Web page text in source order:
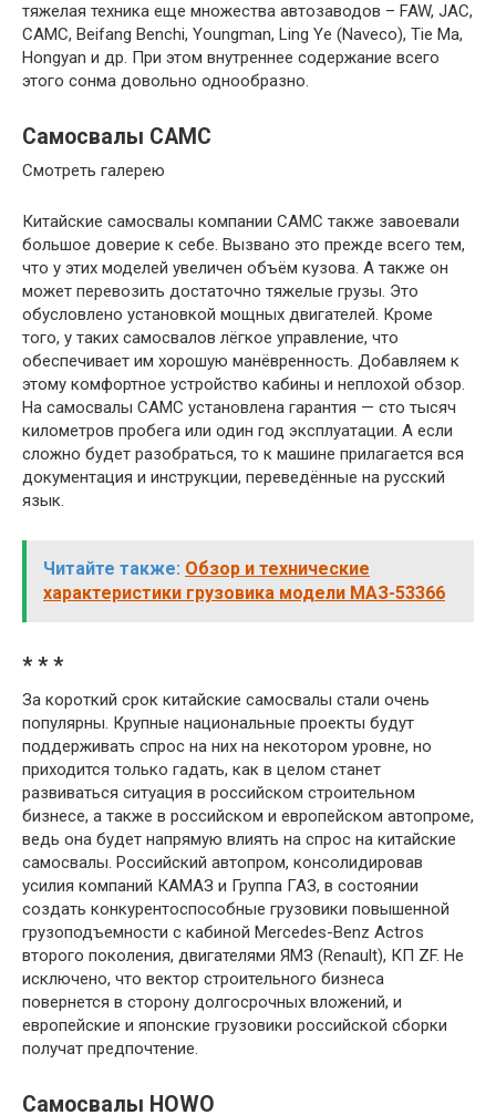
тяжелая техника еще множества автозаводов – FAW, JAC,
CAMC, Beifang Benchi, Youngman, Ling Ye (Naveco), Tie Ma,
Hongyan и др. При этом внутреннее содержание всего
этого сонма довольно однообразно.
Самосвалы CAMC
Смотреть галерею
Китайские самосвалы компании САМС также завоевали
большое доверие к себе. Вызвано это прежде всего тем,
что у этих моделей увеличен объём кузова. А также он
может перевозить достаточно тяжелые грузы. Это
обусловлено установкой мощных двигателей. Кроме
того, у таких самосвалов лёгкое управление, что
обеспечивает им хорошую манёвренность. Добавляем к
этому комфортное устройство кабины и неплохой обзор.
На самосвалы САМС установлена гарантия — сто тысяч
километров пробега или один год эксплуатации. А если
сложно будет разобраться, то к машине прилагается вся
документация и инструкции, переведённые на русский
язык.
Читайте также: Обзор и технические
характеристики грузовика модели МАЗ-53366
* * *
За короткий срок китайские самосвалы стали очень
популярны. Крупные национальные проекты будут
поддерживать спрос на них на некотором уровне, но
приходится только гадать, как в целом станет
развиваться ситуация в российском строительном
бизнесе, а также в российском и европейском автопроме,
ведь она будет напрямую влиять на спрос на китайские
самосвалы. Российский автопром, консолидировав
усилия компаний КАМАЗ и Группа ГАЗ, в состоянии
создать конкурентоспособные грузовики повышенной
грузоподъемности с кабиной Mercedes-Benz Actros
второго поколения, двигателями ЯМЗ (Renault), КП ZF. Не
исключено, что вектор строительного бизнеса
повернется в сторону долгосрочных вложений, и
европейские и японские грузовики российской сборки
получат предпочтение.
Самосвалы HOWO